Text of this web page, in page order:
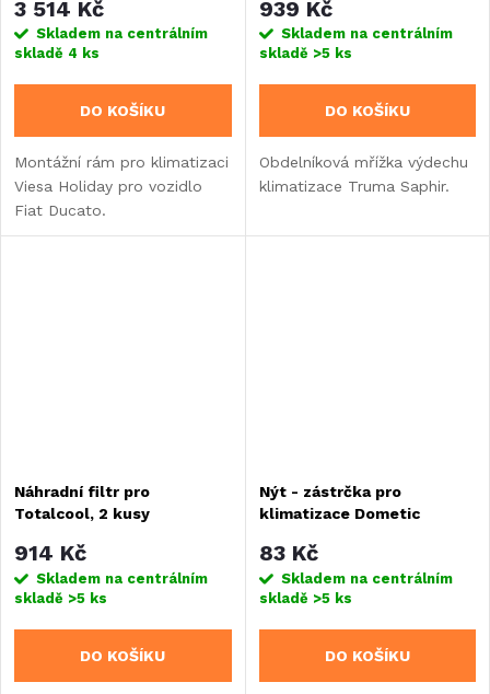
3 514 Kč
Skladem na centrálním
skladě 4 ks
DO KOŠÍKU
Montážní rám pro klimatizaci
Viesa Holiday pro vozidlo
Fiat Ducato.
939 Kč
Skladem na centrálním
skladě >5 ks
DO KOŠÍKU
Obdelníková mřížka výdechu
klimatizace Truma Saphir.
Náhradní filtr pro
Totalcool, 2 kusy
914 Kč
Skladem na centrálním
skladě >5 ks
DO KOŠÍKU
Nýt - zástrčka pro
klimatizace Dometic
83 Kč
Skladem na centrálním
skladě >5 ks
DO KOŠÍKU